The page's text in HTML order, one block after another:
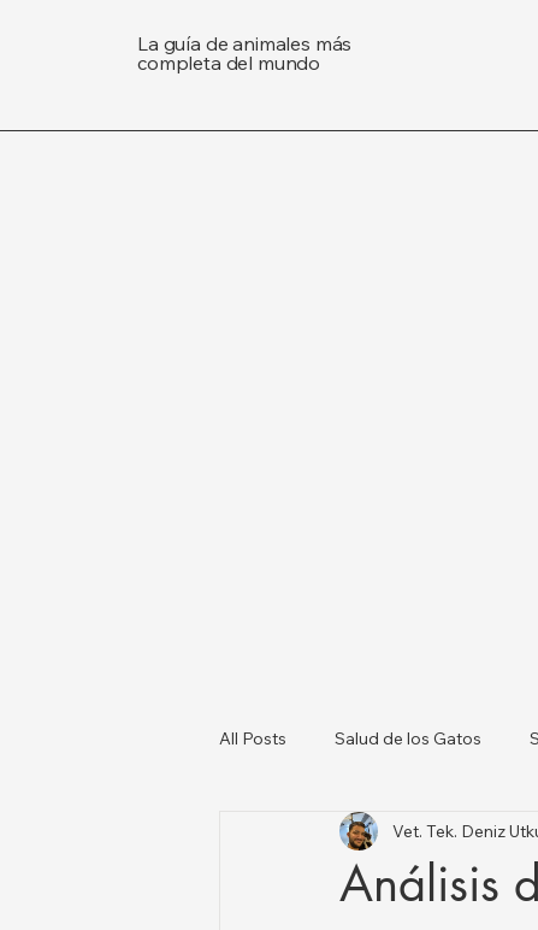
La guía de animales más
completa del mundo
All Posts Salud de los Gatos
Sobre los Perros Lista de
Análisis
Vet. Tek. Deniz